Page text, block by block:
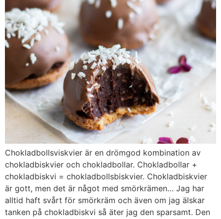
Chokladbollsviskvier är en drömgod kombination av
chokladbiskvier och chokladbollar. Chokladbollar +
chokladbiskvi = chokladbollsbiskvier. Chokladbiskvier
är gott, men det är något med smörkrämen… Jag har
alltid haft svårt för smörkräm och även om jag älskar
tanken på chokladbiskvi så äter jag den sparsamt. Den